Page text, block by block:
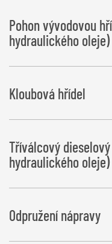
Tažné zařízení, výškově
provoz s kolovým
Ovládání vysílačkou –
Pouze ve spojení s
Pohon vývodovou
hydraulického oleje)
Skládá se z převodovky s
hydraulického oleje 60 l
Nelze kombinovat s
Kloubová hřídel
Tříválcový
hydraulického oleje)
Dieselový motor 17,5 kW,
počítadlo hodin, zpětný
automatická regulace
Odpružení nápravy